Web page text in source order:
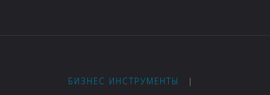
БИЗНЕС ИНСТРУМЕНТЫ
|